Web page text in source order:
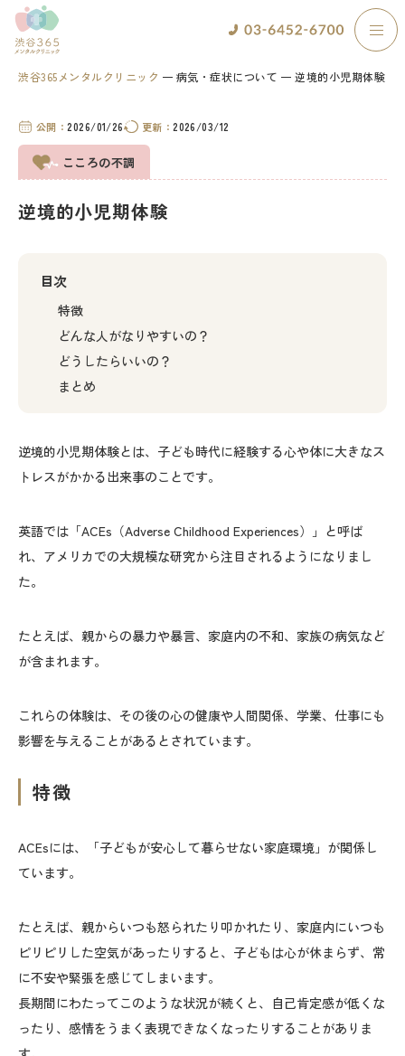
渋谷365メンタルクリニック 病気・症状について 逆境的小児期体験
公開：2026/01/26 更新：2026/03/12
こころの不調
逆境的小児期体験
目次
特徴
どんな人がなりやすいの？
どうしたらいいの？
まとめ
逆境的小児期体験とは、子ども時代に経験する心や体に大きなス
トレスがかかる出来事のことです。
英語では「ACEs（Adverse Childhood Experiences）」と呼ば
れ、アメリカでの大規模な研究から注目されるようになりまし
た。
たとえば、親からの暴力や暴言、家庭内の不和、家族の病気など
が含まれます。
これらの体験は、その後の心の健康や人間関係、学業、仕事にも
影響を与えることがあるとされています。
特徴
ACEsには、「子どもが安心して暮らせない家庭環境」が関係し
ています。
たとえば、親からいつも怒られたり叩かれたり、家庭内にいつも
ピリピリした空気があったりすると、子どもは心が休まらず、常
に不安や緊張を感じてしまいます。
長期間にわたってこのような状況が続くと、自己肯定感が低くな
ったり、感情をうまく表現できなくなったりすることがありま